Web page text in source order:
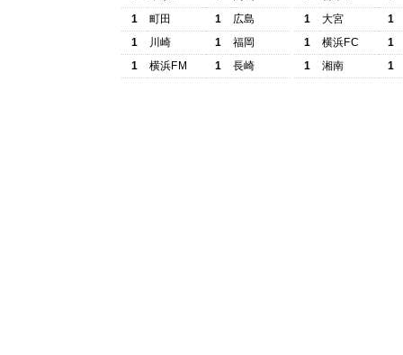
1
町田 1
広島
1
川崎 1
福岡
1
横浜FM 1 長崎
1
大宮
1
1
横浜FC
1
1
湘南 1